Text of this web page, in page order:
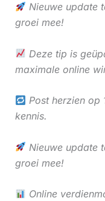
Nieuwe update
groei mee!
Deze tip is
maximale online
Post herzien op
kennis.
Nieuwe update
groei mee!
Online